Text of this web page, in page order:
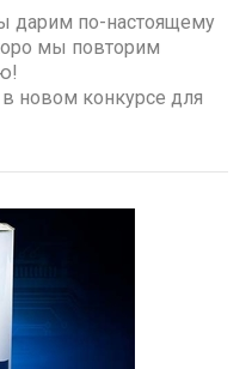
дарим по-настоящему
мы повторим
новом конкурсе для